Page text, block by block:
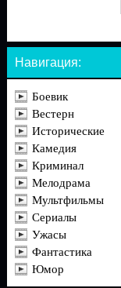
Навигация:
Боевик
Вестерн
Исторические
Камедия
Криминал
Мелодрама
Мультфильмы
Сериалы
Ужасы
Фантастика
Юмор